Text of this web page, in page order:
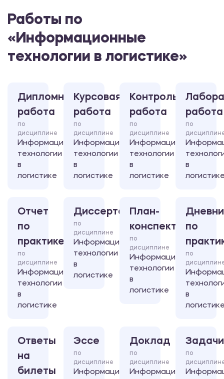
Работы по
«Информационные
технологии в логистике»
Дипломная
работа
по
дисциплине
Информационные
технологии
в
логистике
Курсовая
работа
по
дисциплине
Информационные
технологии
в
логистике
Контрольная
работа
по
дисциплине
Информационные
технологии
в
логистике
работа
по
в
Отчет
по
практике
по
дисциплине
Информационные
технологии
в
логистике
Диссертация
по
дисциплине
Информационные
технологии
в
логистике
План-
конспект
по
дисциплине
Информационные
технологии
в
логистике
по
по
в
Ответы
на
билеты
Эссе
по
дисциплине
Информационные
Доклад
по
дисциплине
Информационные
Задачи
по